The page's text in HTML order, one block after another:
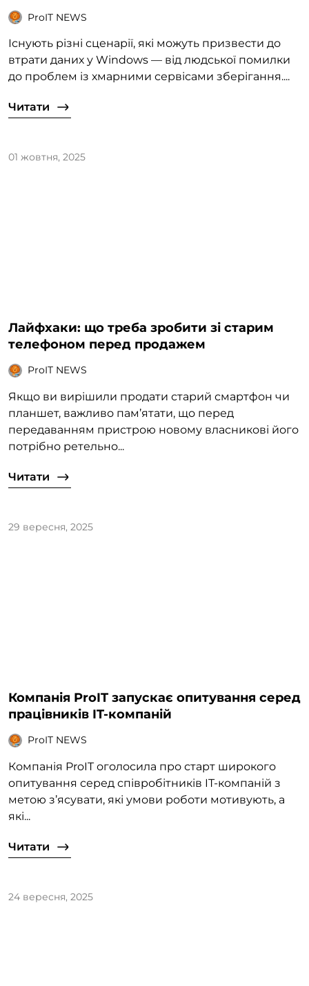
ProIT NEWS
Існують різні сценарії, які можуть призвести до
втрати даних у Windows — від людської помилки
до проблем із хмарними сервісами зберігання....
Читати
01 жовтня, 2025
Лайфхаки: що треба зробити зі старим
телефоном перед продажем
ProIT NEWS
Якщо ви вирішили продати старий смартфон чи
планшет, важливо пам’ятати, що перед
передаванням пристрою новому власникові його
потрібно ретельно...
Читати
29 вересня, 2025
Компанія ProIT запускає опитування серед
працівників IT-компаній
ProIT NEWS
Компанія ProIT оголосила про старт широкого
опитування серед співробітників IT-компаній з
метою з’ясувати, які умови роботи мотивують, а
які...
Читати
24 вересня, 2025